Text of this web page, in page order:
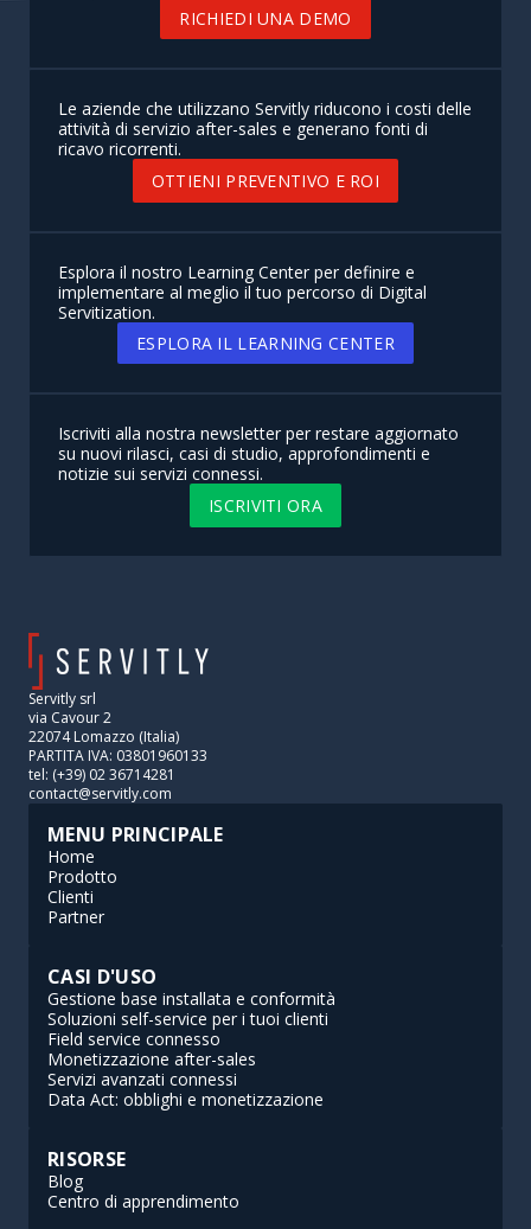
RICHIEDI UNA DEMO
Le aziende che utilizzano Servitly riducono i costi delle
attività di servizio after-sales e generano fonti di
ricavo ricorrenti.
OTTIENI PREVENTIVO E ROI
Esplora il nostro Learning Center per definire e
implementare al meglio il tuo percorso di Digital
Servitization.
ESPLORA IL LEARNING CENTER
Iscriviti alla nostra newsletter per restare aggiornato
su nuovi rilasci, casi di studio, approfondimenti e
notizie sui servizi connessi.
ISCRIVITI ORA
Servitly srl
via Cavour 2
22074 Lomazzo (Italia)
PARTITA IVA: 03801960133
tel: (+39) 02 36714281
contact@servitly.com
MENU PRINCIPALE
Home
Prodotto
Clienti
Partner
CASI D'USO
Gestione base installata e conformità
Soluzioni self-service per i tuoi clienti
Field service connesso
Monetizzazione after-sales
Servizi avanzati connessi
Data Act: obblighi e monetizzazione
RISORSE
Blog
Centro di apprendimento